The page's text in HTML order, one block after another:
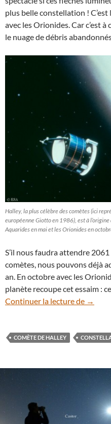
plus belle constellation !
avec les Orionides. Car c’est
le nuage de débris
Halley, la plus célèbre des comètes (ici
européenne Giotto en 1986), est à
Aquarides en mai et les Orionides en
S’il nous faudra attendre
comètes, nous pouvons déjà
an. En octobre avec les
planète recoupe cet essaim :
Continuer la lecture de →
COMÈTE DE HALLEY